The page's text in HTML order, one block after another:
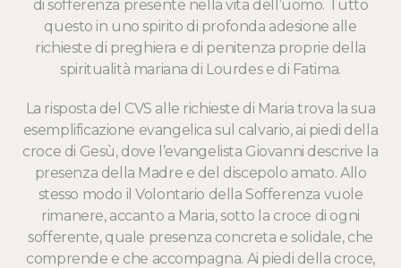
di sofferenza presente nella vita dell’uomo. Tutto
questo in uno spirito di profonda adesione alle
richieste di preghiera e di penitenza proprie della
spiritualità mariana di Lourdes e di Fatima.
La risposta del CVS alle richieste di Maria trova la sua
esemplificazione evangelica sul calvario, ai piedi della
croce di Gesù, dove l’evangelista Giovanni descrive la
presenza della Madre e del discepolo amato. Allo
stesso modo il Volontario della Sofferenza vuole
rimanere, accanto a Maria, sotto la croce di ogni
sofferente, quale presenza concreta e solidale, che
comprende e che accompagna. Ai piedi della croce,